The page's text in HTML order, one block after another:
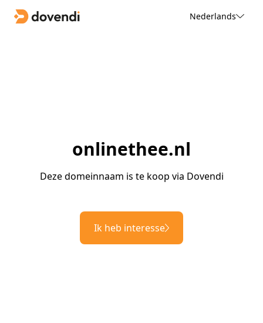
Nederlands
onlinethee.nl
Deze domeinnaam is te koop via Dovendi
Ik heb interesse